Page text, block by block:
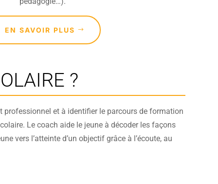
EN SAVOIR PLUS
?
professionnel et à identifier le parcours de formation
Le coach aide le jeune à décoder les façons
vers l’atteinte d’un objectif grâce à l’écoute, au